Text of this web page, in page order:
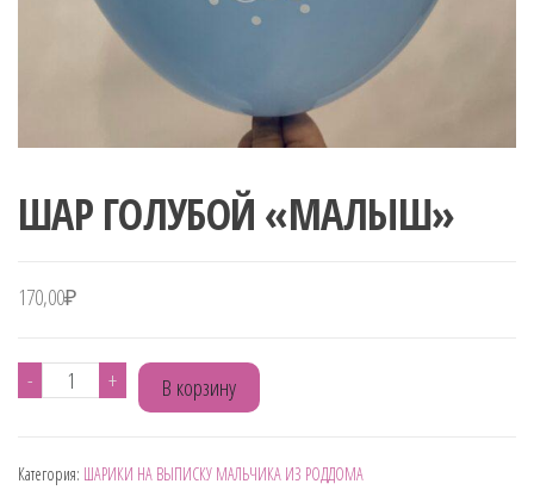
ШАР ГОЛУБОЙ «МАЛЫШ»
170,00₽
-
Количество
ГОЛУБОЙ
+ В корзину
Категория: ШАРИКИ НА ВЫПИСКУ МАЛЬЧИКА ИЗ РОДДОМА